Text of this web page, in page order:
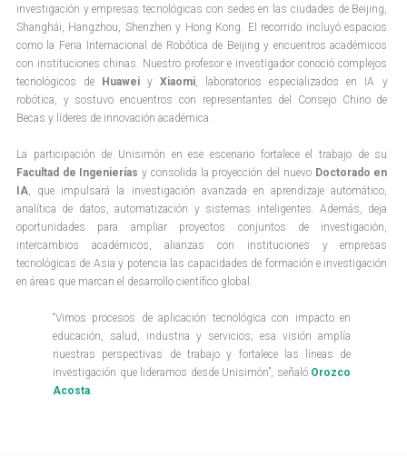
investigación y empresas tecnológicas con sedes en las ciudades de Beijing,
Shanghái, Hangzhou, Shenzhen y Hong Kong. El recorrido incluyó espacios
como la Feria Internacional de Robótica de Beijing y encuentros académicos
con instituciones chinas. Nuestro profesor e investigador conoció complejos
tecnológicos de
HuaweiyXiaomi, laboratorios especializados en IA y
robótica, y sostuvo encuentros con representantes del Consejo Chino de
Becas y líderes de innovación académica.
La participación de Unisimón en ese escenario fortalece el trabajo de su
Facultad de Ingenierías y consolida la proyección del nuevo Doctorado en
IA, que impulsará la investigación avanzada en aprendizaje automático,
analítica de datos, automatización y sistemas inteligentes. Además, deja
oportunidades para ampliar proyectos conjuntos de investigación,
intercambios académicos, alianzas con instituciones y empresas
tecnológicas de Asia y potencia las capacidades de formación e investigación
en áreas que marcan el desarrollo científico global.
“Vimos procesos de aplicación tecnológica con impacto en
educación, salud, industria y servicios; esa visión amplía
nuestras perspectivas de trabajo y fortalece las líneas de
investigación que lideramos desde Unisimón”, señaló Orozco
Acosta.